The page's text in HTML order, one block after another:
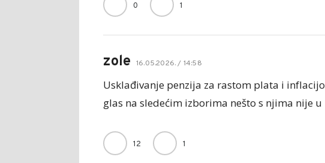
0 1
zole 16.05.2026. / 14:58
Usklađivanje penzija za rastom plata i
glas na sledećim izborima nešto s njima nije u
12 1